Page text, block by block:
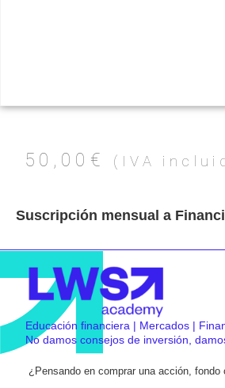
50,00 € (IVA
Suscripción mensual a
Educación financiera | Mercados |
No damos consejos de inversión,
¿Pensando en comprar una acción, fondo